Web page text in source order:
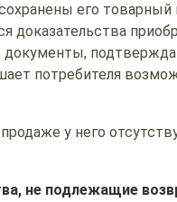
его товарный
потребителя
у него
не подлежащие